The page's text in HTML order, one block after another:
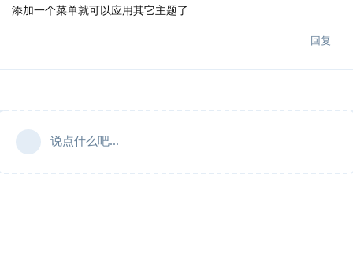
添加一个菜单就可以应用其它主题了
回复
说点什么吧...